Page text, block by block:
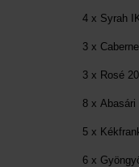
4 x Syrah
3 x
3 x Rosé
8 x Abasári
5 x
6 x